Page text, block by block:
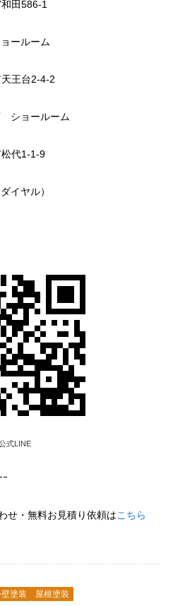
田586-1
ールーム
王台2-4-2
ショールーム
代1-1-9
イヤル）
式LINE
ｰ
せ・無料お見積り依頼はこちら
塗装 屋根塗装